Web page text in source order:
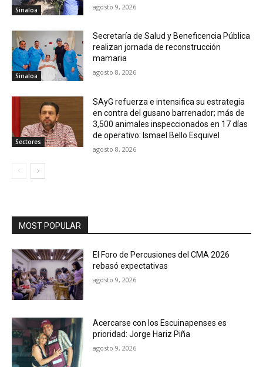
Sinaloa agosto 9, 2026
Sinaloa
Secretaría de Salud y Beneficencia Pública
realizan jornada de reconstrucción
mamaria
agosto 8, 2026
Sectores
SAyG refuerza e intensifica su estrategia
en contra del gusano barrenador; más de
3,500 animales inspeccionados en 17 días
de operativo: Ismael Bello Esquivel
agosto 8, 2026
MOST POPULAR
El Foro de Percusiones del CMA 2026
rebasó expectativas
agosto 9, 2026
Acercarse con los Escuinapenses es
prioridad: Jorge Hariz Piña
agosto 9, 2026